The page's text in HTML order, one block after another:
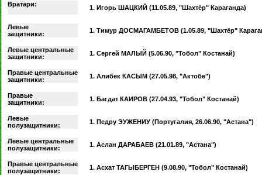
Вратари: 1. Игорь ШАЦКИЙ (11.05.89, "Шахтёр" Караганда)
Левые
защитники:
1. Тимур ДОСМАГАМБЕТОВ (1.05.89, "Шахтёр"
Левые центральные
защитники:
1. Сергей МАЛЫЙ (5.06.90, "Тобол" Костанай)
Правые центральные
защитники:
1. Алибек КАСЫМ (27.05.98, "Актобе")
Правые
защитники:
1. Багдат КАИРОВ (27.04.93, "Тобол" Костанай)
Левые
полузащитники:
1. Педру ЭУЖЕНИУ (Португалия, 26.06.90, "Астана")
Левые центральные
полузащитники:
1. Аслан ДАРАБАЕВ (21.01.89, "Астана")
Правые центральные
полузащитники:
1. Асхат ТАГЫБЕРГЕН (9.08.90, "Тобол" Костанай)